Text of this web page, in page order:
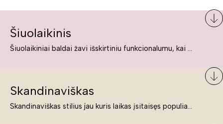
Šiuolaikinis
Šiuolaikiniai baldai žavi išskirtiniu funkcionalumu, kai kurie jų pelnytai net pavadinami meno kūriniais, nes jie tikrai yra išskirtiniai, originalūs ir puikiai atliepiantys į šiuolaikinių žmonių poreikius bei gyvenimo būdo ypatumus.
Skandinaviškas
Skandinaviškas stilius jau kuris laikas įsitaisęs populiariausiųjų sąraše. Namai, butai labai dažnai įrengiami remiantis būtent šio stiliaus ypatumais. Dėl švelnių spalvų, praktiškumo ir estetikos jis masina tuos, kurie neabejingi šviesiem ar neutralių spalvų koloritui, paprastumui, funkcionalumui, natūralumui ir stilingai estetikai. Platų skandinaviškų baldų spektrą rasite „Deinavos baldų“ asortimente.